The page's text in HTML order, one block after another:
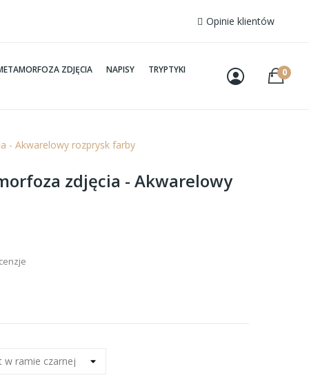
Opinie klientów
ZDJĘCIA NAPISY
TRYPTYKI
0
- Akwarelowy rozprysk farby
zdjęcia - Akwarelowy